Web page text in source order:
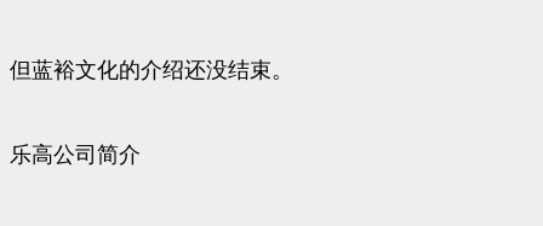
但蓝裕文化的介绍还没结束。
乐高公司简介